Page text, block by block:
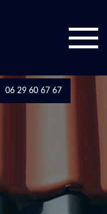
06 29 60 67 67